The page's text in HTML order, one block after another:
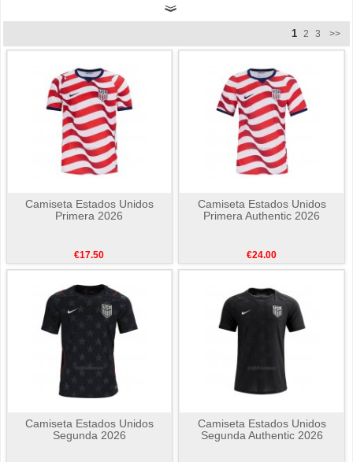
1 2 3 >>
Camiseta Estados Unidos
Primera 2026
€17.50
Camiseta Estados Unidos
Primera Authentic 2026
€24.00
Camiseta Estados Unidos
Segunda 2026
Camiseta Estados Unidos
Segunda Authentic 2026